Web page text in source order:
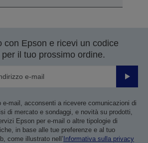
con Epson e ricevi un codice
per il tuo prossimo ordine.
Invia
e-mail, acconsenti a ricevere comunicazioni di
di mercato e sondaggi, e novità su prodotti,
Epson per e-mail o altre tipologie di
in base alle tue preferenze e al tuo
come illustrato nell’ Informativa sulla privacy